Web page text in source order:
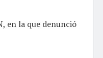
en la que denunció